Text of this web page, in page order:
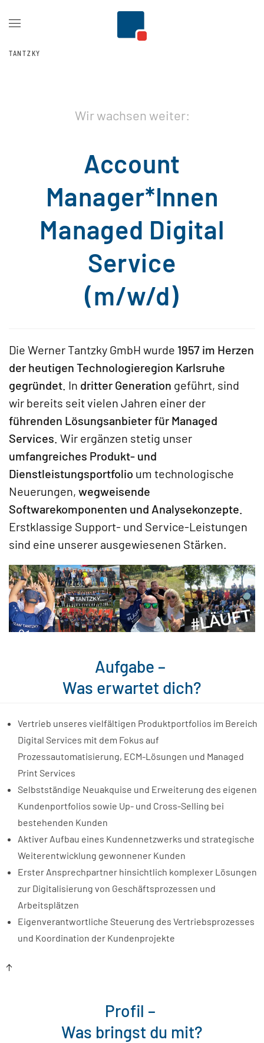
TANTZKY
Wir wachsen weiter:
Account
Manager*Innen
Managed Digital
Service
(m/w/d)
Die Werner Tantzky GmbH wurde 1957 im Herzen
der heutigen Technologieregion Karlsruhe
gegründet. In dritter Generation geführt, sind
wir bereits seit vielen Jahren einer der
führenden Lösungsanbieter für Managed
Services. Wir ergänzen stetig unser
umfangreiches Produkt- und
Dienstleistungsportfolio um technologische
Neuerungen, wegweisende
Softwarekomponenten und Analysekonzepte.
Erstklassige Support- und Service-Leistungen
sind eine unserer ausgewiesenen Stärken.
Aufgabe –
Was erwartet dich?
Vertrieb unseres vielfältigen Produktportfolios im Bereich
Digital Services mit dem Fokus auf
Prozessautomatisierung, ECM-Lösungen und Managed
Print Services
Selbstständige Neuakquise und Erweiterung des eigenen
Kundenportfolios sowie Up- und Cross-Selling bei
bestehenden Kunden
Aktiver Aufbau eines Kundennetzwerks und strategische
Weiterentwicklung gewonnener Kunden
Erster Ansprechpartner hinsichtlich komplexer Lösungen
zur Digitalisierung von Geschäftsprozessen und
Arbeitsplätzen
Eigenverantwortliche Steuerung des Vertriebsprozesses
und Koordination der Kundenprojekte
Profil –
Was bringst du mit?